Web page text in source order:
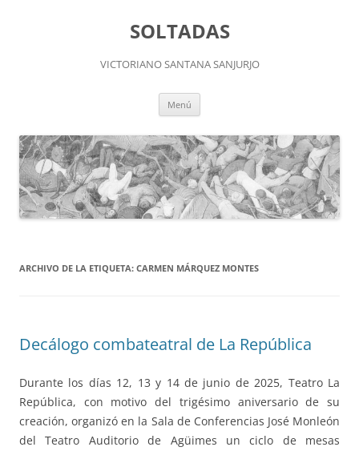
SOLTADAS
VICTORIANO SANTANA SANJURJO
Menú
ARCHIVO DE LA ETIQUETA: CARMEN MÁRQUEZ MONTES
Decálogo combateatral de La República
Durante los días 12, 13 y 14 de junio de 2025, Teatro La
República, con motivo del trigésimo aniversario de su
creación, organizó en la Sala de Conferencias José Monleón
del Teatro Auditorio de Agüimes un ciclo de mesas